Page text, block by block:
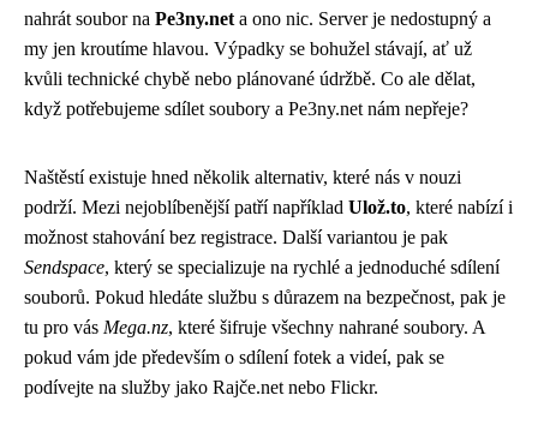
nahrát soubor na Pe3ny.net a ono nic. Server je nedostupný a
my jen kroutíme hlavou. Výpadky se bohužel stávají, ať už
kvůli technické chybě nebo plánované údržbě. Co ale dělat,
když potřebujeme sdílet soubory a Pe3ny.net nám nepřeje?
Naštěstí existuje hned několik alternativ, které nás v nouzi
podrží. Mezi nejoblíbenější patří například Ulož.to, které nabízí i
možnost stahování bez registrace. Další variantou je pak
Sendspace, který se specializuje na rychlé a jednoduché sdílení
souborů. Pokud hledáte službu s důrazem na bezpečnost, pak je
tu pro vás Mega.nz, které šifruje všechny nahrané soubory. A
pokud vám jde především o sdílení fotek a videí, pak se
podívejte na služby jako Rajče.net nebo Flickr.